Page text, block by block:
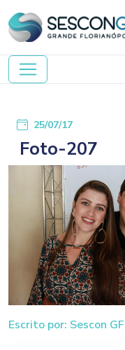
25/07/17
Foto-207
Escrito por: Sescon GF